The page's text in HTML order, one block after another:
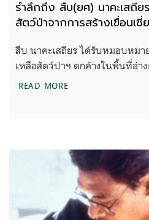
รำลึกถึง สืบ(ยศ) นาคะเสถี
สัตว์ป่าจากการสร้างเขื่อนเชี่
สืบ นาคะเสถียร ได้รับหมอบหมา
เหลือสัตว์ป่าฯ ตกค้างในพื้นที่อ่า
READ MOREรำลึกถึง สืบ(ยศ) นา